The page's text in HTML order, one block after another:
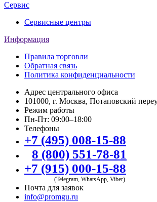
Сервис
Сервисные центры
Информация
Правила торговли
Обратная связь
Политика конфиденциальности
Адрес центрального офиса
101000, г. Москва, Потаповский
Режим работы
Пн-Пт: 09:00–18:00
Телефоны
+7 (495) 008-15-88
8 (800) 551-78-81
+7 (915) 000-15-88
(Telegram, WhatsApp, Viber)
Почта для заявок
info@promgu.ru